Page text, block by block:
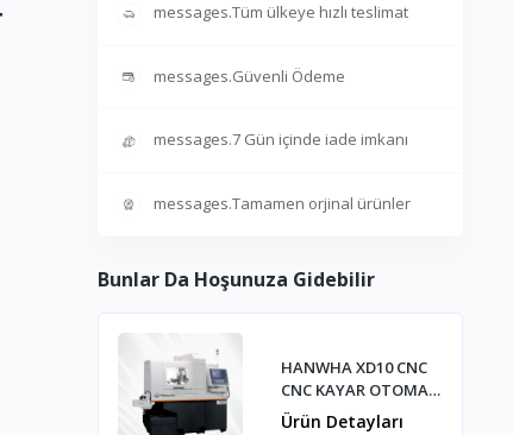
messages.Tüm ülkeye hızlı teslimat
messages.Güvenli Ödeme
messages.7 Gün içinde iade imkanı
messages.Tamamen orjinal ürünler
Bunlar Da Hoşunuza Gidebilir
HANWHA XD10 CNC
CNC KAYAR OTOMAT
TEZGAHI
Ürün Detayları